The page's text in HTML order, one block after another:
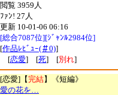
閲覧 3959人
ﾌｧﾝ! 27人
更新 10-01-06 06:16
[総合7087位][ｼﾞｬﾝﾙ2984位]
[作品ﾚﾋﾞｭｰ(＃0)]
[恋愛] [死] [別れ]
[恋愛]【完結】《短編》
愛の花を…